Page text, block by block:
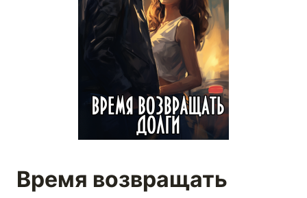
Время возвращать